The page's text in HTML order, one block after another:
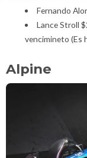
Fernando
Lance Stroll
vencimineto (Es
Alpine